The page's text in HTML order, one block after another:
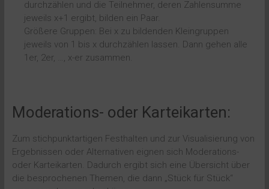
durchzählen und die Teilnehmer, deren Zahlensumme
jeweils x+1 ergibt, bilden ein Paar.
Größere Gruppen: Bei x zu bildenden Kleingruppen
jeweils von 1 bis x durchzählen lassen. Dann gehen alle
1er, 2er, …, x-er zusammen.
Moderations- oder Karteikarten:
Zum stichpunktartigen Festhalten und zur Visualisierung von
Ergebnissen oder Alternativen eignen sich Moderations-
oder Karteikarten. Dadurch ergibt sich eine Übersicht über
die besprochenen Themen, die dann „Stück für Stück“